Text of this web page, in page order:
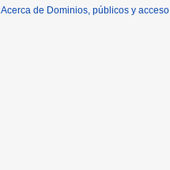
Acerca de Dominios, públicos y acceso